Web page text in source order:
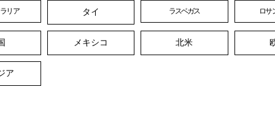
リア タイ ラスベガス ロサ
メキシコ 北米
ア